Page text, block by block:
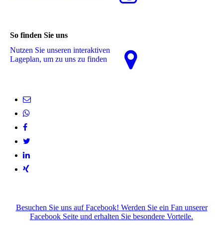
So finden Sie uns
Nutzen Sie unseren interaktiven
La­ge­plan, um zu uns zu finden
Besuchen Sie uns auf Facebook! Werden Sie ein Fan unserer
Facebook Seite und erhalten Sie besondere Vorteile.